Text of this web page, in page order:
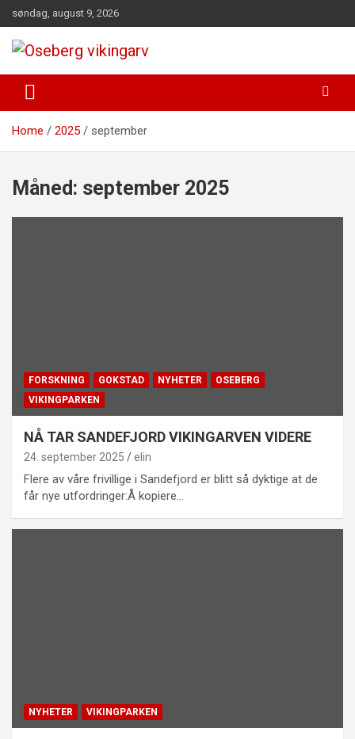
to
content
søndag, august 9, 2026
Oseberg vikingarv
Home 2025 september
Måned: september 2025
FORSKNING GOKSTAD NYHETER
OSEBERG
VIKINGPARKEN
NÅ TAR SANDEFJORD VIKINGARVEN VIDERE
24. september 2025 elin
Flere av våre frivillige i Sandefjord er blitt så dyktige at de
får nye utfordringer:Å kopiere…
NYHETER VIKINGPARKEN